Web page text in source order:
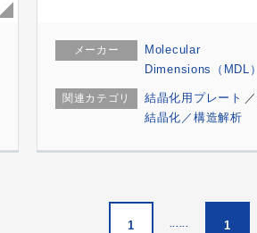
メーカー
Molecular
Dimensions（MDL）
関連カテゴリ 結晶化用プレート
結晶化／構造解析
1 1